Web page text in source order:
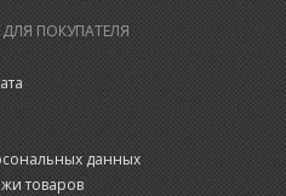
ПОКУПАТЕЛЯ
данных
товаров